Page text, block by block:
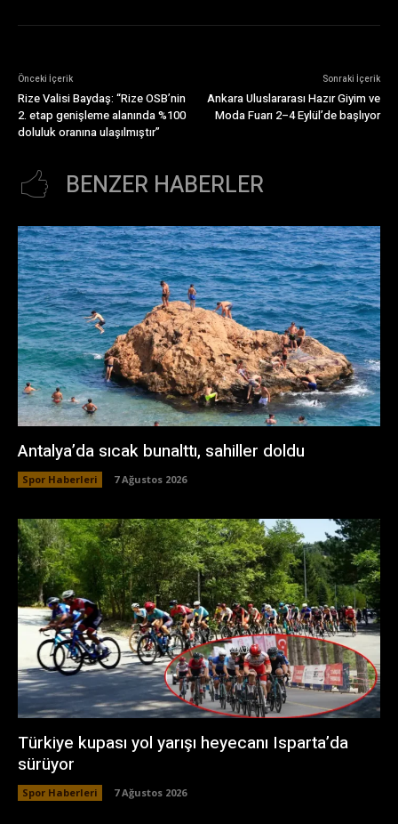
Önceki İçerik
Rize Valisi Baydaş: “Rize OSB’nin
2. etap genişleme alanında %100
doluluk oranına ulaşılmıştır”
Sonraki İçerik
Ankara Uluslararası Hazır Giyim ve
Moda Fuarı 2–4 Eylül’de başlıyor
BENZER HABERLER
Antalya’da sıcak bunalttı, sahiller doldu
Spor Haberleri 7 Ağustos 2026
Türkiye kupası yol yarışı heyecanı Isparta’da
sürüyor
Spor Haberleri 7 Ağustos 2026